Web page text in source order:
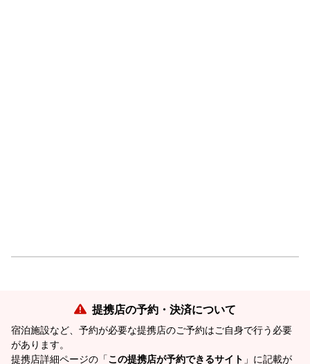
提携店の予約・決済について
宿泊施設など、予約が必要な提携店のご予約はご自身で行う必要
があります。
提携店詳細ページの「この提携店が予約できるサイト 」に記載が